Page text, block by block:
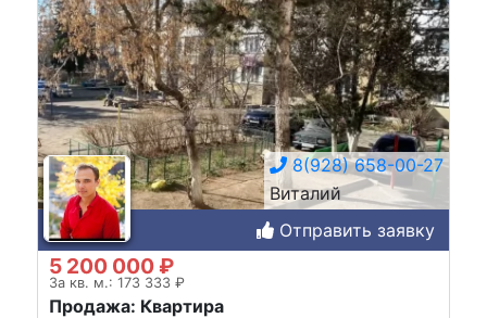
8(928) 658-00-27
Виталий
Отправить заявку
5 200 000 ₽
За кв. м.: 173 333 ₽
Продажа: Квартира